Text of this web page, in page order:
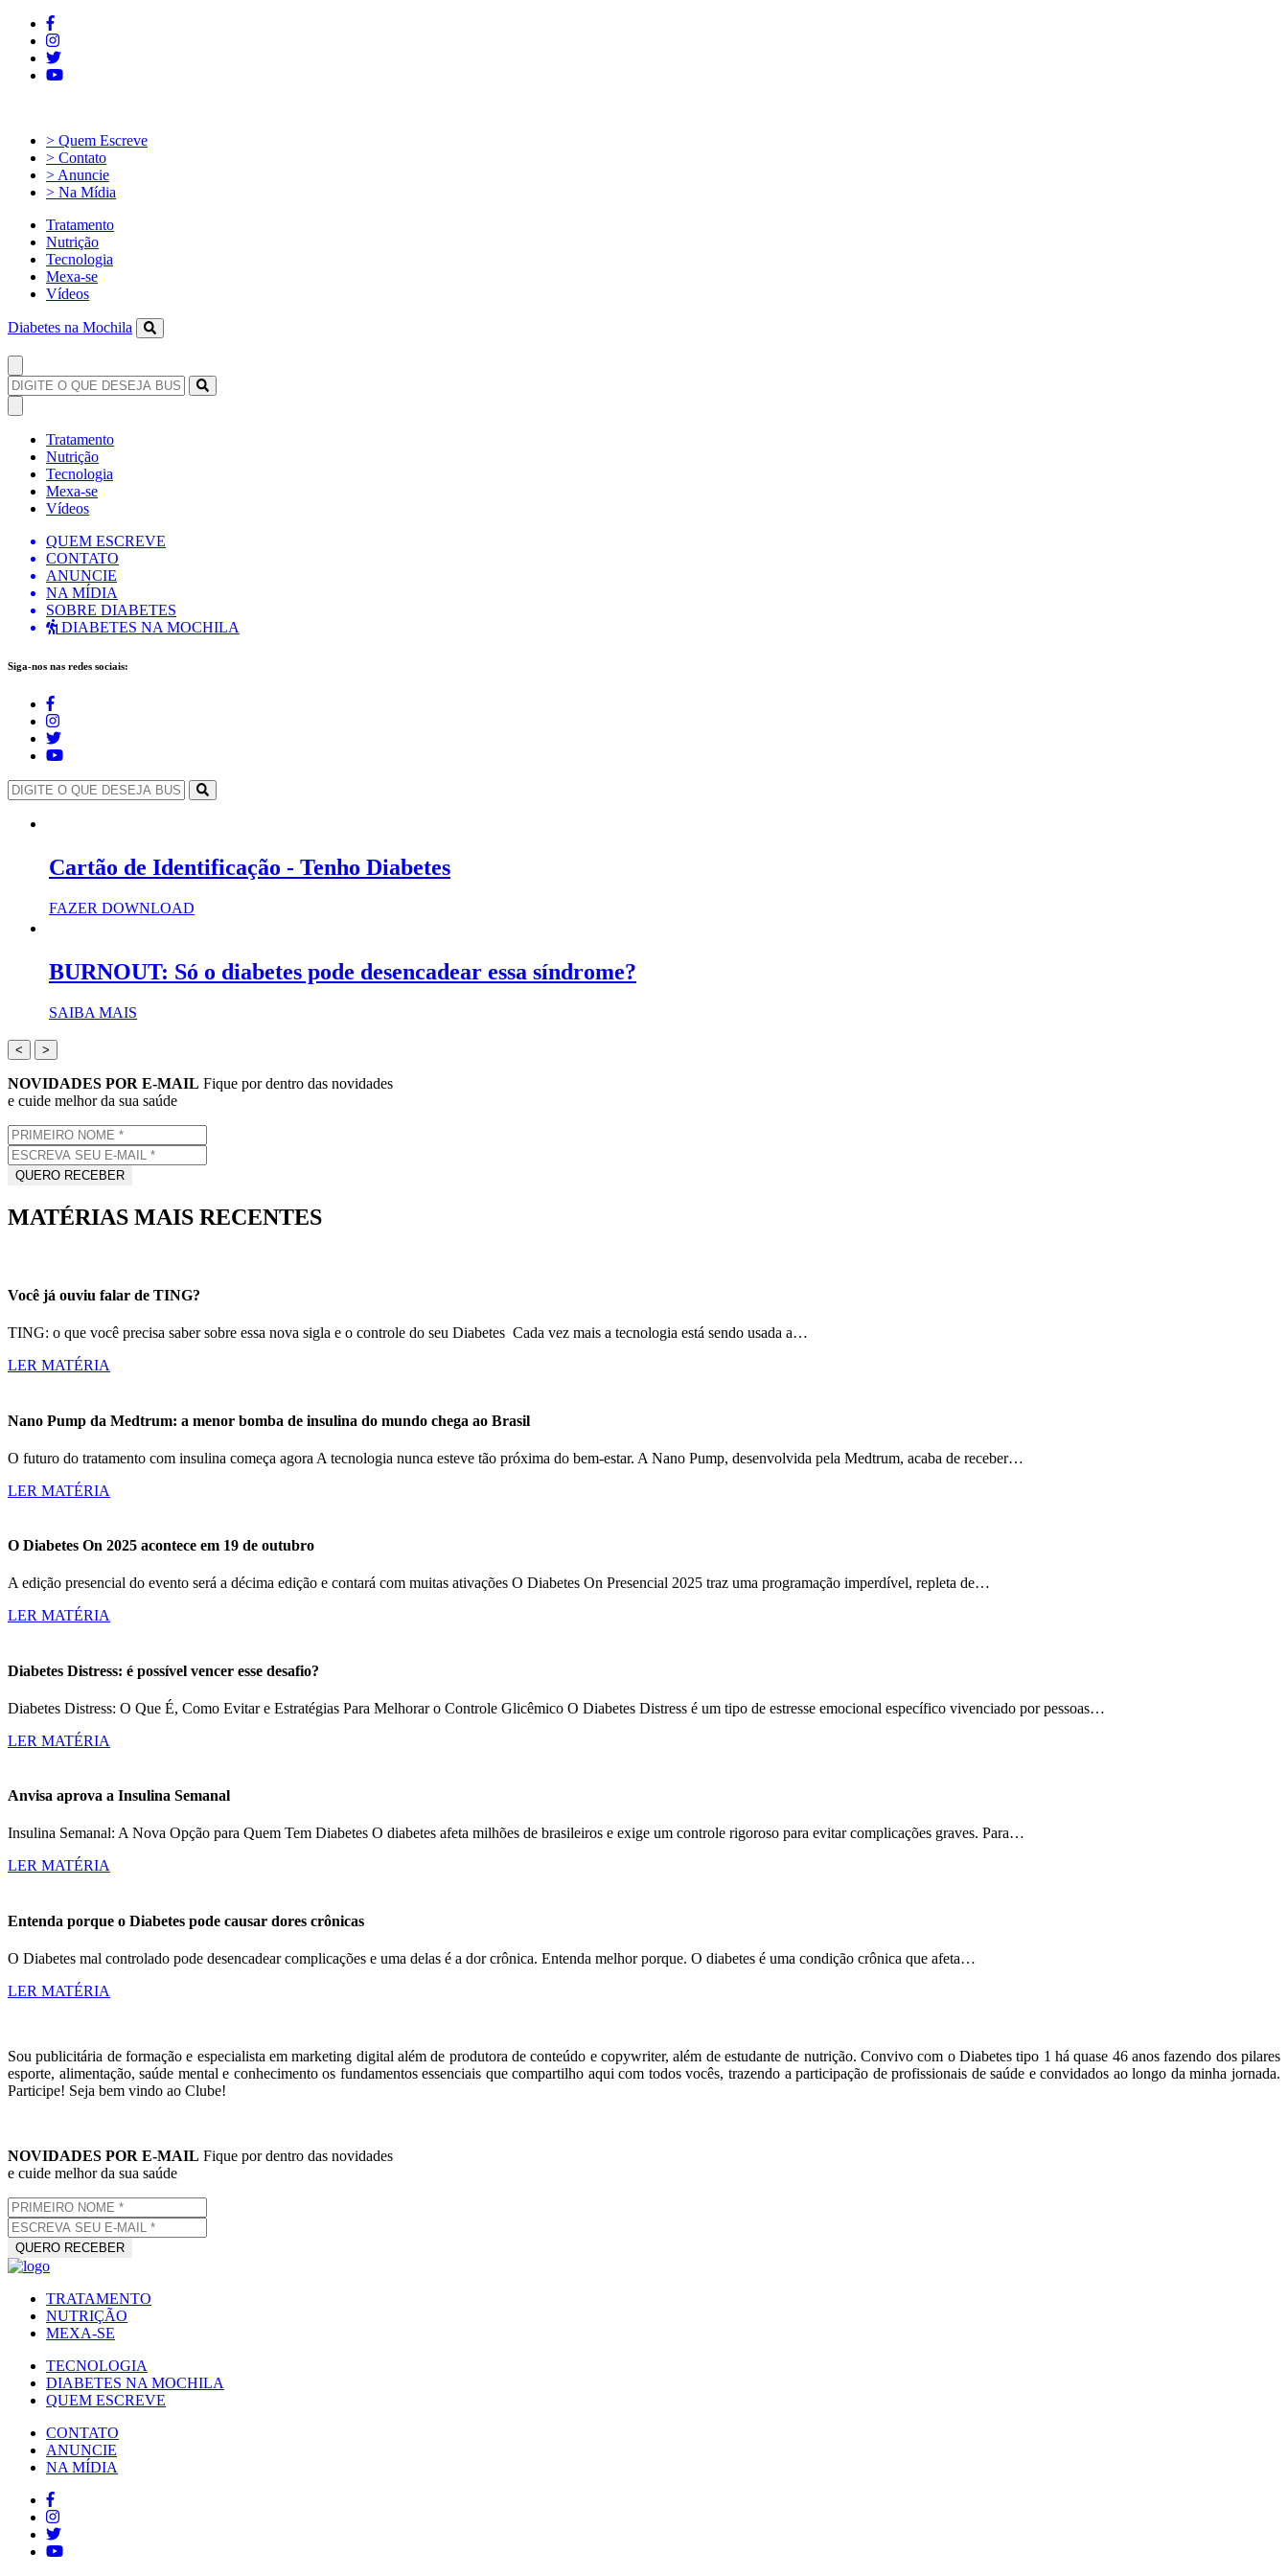
> Quem Escreve
> Contato
> Anuncie
> Na Mídia
Tratamento
Nutrição
Tecnologia
Mexa-se
Vídeos
Diabetes na Mochila
Tratamento
Nutrição
Tecnologia
Mexa-se
Vídeos
QUEM ESCREVE
CONTATO
ANUNCIE
NA MÍDIA
SOBRE DIABETES
DIABETES NA MOCHILA
Siga-nos nas redes sociais:
Cartão de Identificação - Tenho Diabetes
FAZER DOWNLOAD
BURNOUT: Só o diabetes pode desencadear essa síndrome?
SAIBA MAIS
< >
NOVIDADES POR E-MAIL Fique por dentro das novidades
e cuide melhor da sua saúde
MATÉRIAS MAIS RECENTES
Você já ouviu falar de TING?
TING: o que você precisa saber sobre essa nova sigla e o controle do seu Diabetes Cada vez mais a tecnologia está sendo usada a…
LER MATÉRIA
Nano Pump da Medtrum: a menor bomba de insulina do mundo chega ao Brasil
O futuro do tratamento com insulina começa agora A tecnologia nunca esteve tão próxima do bem-estar. A Nano Pump, desenvolvida pela Medtrum, acaba de receber…
LER MATÉRIA
O Diabetes On 2025 acontece em 19 de outubro
A edição presencial do evento será a décima edição e contará com muitas ativações O Diabetes On Presencial 2025 traz uma programação imperdível, repleta de…
LER MATÉRIA
Diabetes Distress: é possível vencer esse desafio?
Diabetes Distress: O Que É, Como Evitar e Estratégias Para Melhorar o Controle Glicêmico O Diabetes Distress é um tipo de estresse emocional específico vivenciado por pessoas…
LER MATÉRIA
Anvisa aprova a Insulina Semanal
Insulina Semanal: A Nova Opção para Quem Tem Diabetes O diabetes afeta milhões de brasileiros e exige um controle rigoroso para evitar complicações graves. Para…
LER MATÉRIA
Entenda porque o Diabetes pode causar dores crônicas
O Diabetes mal controlado pode desencadear complicações e uma delas é a dor crônica. Entenda melhor porque. O diabetes é uma condição crônica que afeta…
LER MATÉRIA
Sou publicitária de formação e especialista em marketing digital além de produtora de conteúdo e copywriter, além de estudante de nutrição. Convivo com o Diabetes tipo 1 há quase 46 anos fazendo dos pilares
esporte, alimentação, saúde mental e conhecimento os fundamentos essenciais que compartilho aqui com todos vocês, trazendo a participação de profissionais de saúde e convidados ao longo da minha jornada.
Participe! Seja bem vindo ao Clube!
NOVIDADES POR E-MAIL Fique por dentro das novidades
e cuide melhor da sua saúde
TRATAMENTO
NUTRIÇÃO
MEXA-SE
TECNOLOGIA
DIABETES NA MOCHILA
QUEM ESCREVE
CONTATO
ANUNCIE
NA MÍDIA